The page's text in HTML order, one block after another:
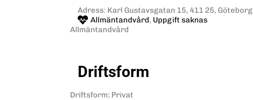
Adress: Karl Gustavsgatan 15, 411 25, Göteborg
Allmäntandvård, Uppgift saknas
Allmäntandvård
Driftsform
Driftsform: Privat